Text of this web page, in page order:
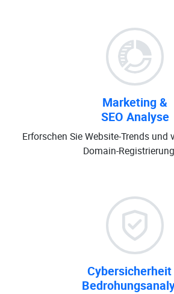
Marketing &
SEO Analyse
Erforschen Sie Website-Trends und
Domain-
Cybersicherheit